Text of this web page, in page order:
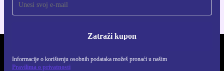
Zatraži kupon
Informacije o korištenju osobnih podataka možeš pronaći u našim
Pravilima o privatnosti